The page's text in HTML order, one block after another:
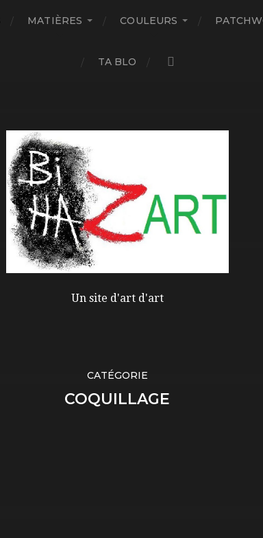
MATIÈRES COULEURS
TA BLO
Un site d'art d'art
CATÉGORIE
COQUILLAGE